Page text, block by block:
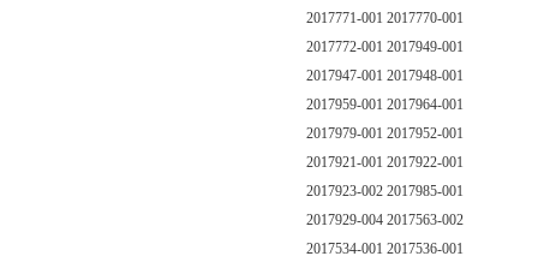
2017771-001 2017770-001
2017772-001 2017949-001
2017947-001 2017948-001
2017959-001 2017964-001
2017979-001 2017952-001
2017921-001 2017922-001
2017923-002 2017985-001
2017929-004 2017563-002
2017534-001 2017536-001